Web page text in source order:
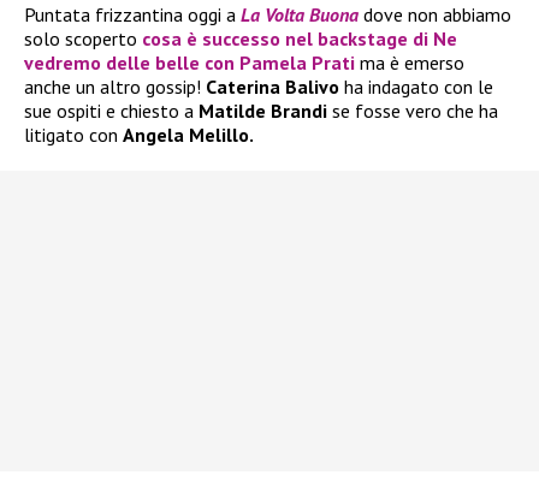
Puntata frizzantina oggi a La Volta Buona dove non abbiamo
solo scoperto cosa è successo nel backstage di Ne
vedremo delle belle con Pamela Prati ma è emerso
anche un altro gossip! Caterina Balivo ha indagato con le
sue ospiti e chiesto a Matilde Brandi se fosse vero che ha
litigato con Angela Melillo.